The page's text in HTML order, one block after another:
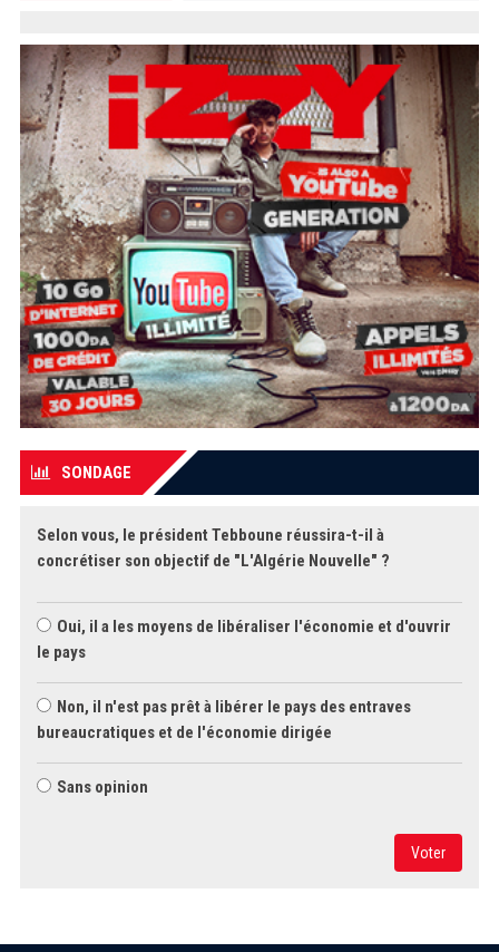
SONDAGE
Selon vous, le président Tebboune réussira-t-il à
concrétiser son objectif de "L'Algérie Nouvelle" ?
Oui, il a les moyens de libéraliser l'économie et d'ouvrir
le pays
Non, il n'est pas prêt à libérer le pays des entraves
bureaucratiques et de l'économie dirigée
Sans opinion
Voter